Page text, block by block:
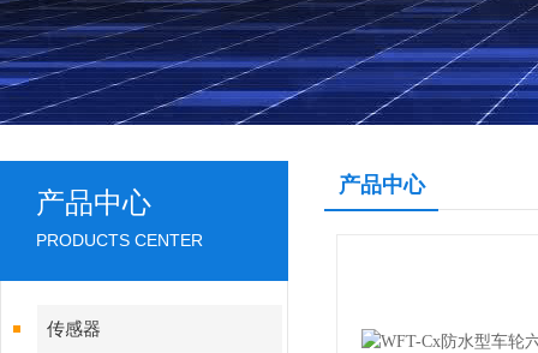
产品中心
PRODUCTS CENTER
传感器
产品中心